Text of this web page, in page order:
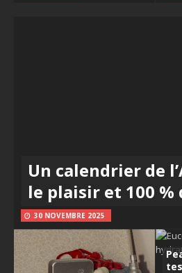
Un calendrier de
le plaisir et 100 %
30 NOVEMBRE 2025